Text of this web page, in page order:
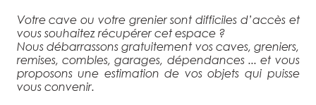
Votre cave ou votre grenier sont difficiles d’accès et
vous souhaitez récupérer cet espace ?
Nous débarrassons gratuitement vos caves, greniers,
remises, combles, garages, dépendances ... et vous
proposons une estimation de vos objets qui puisse
vous convenir.